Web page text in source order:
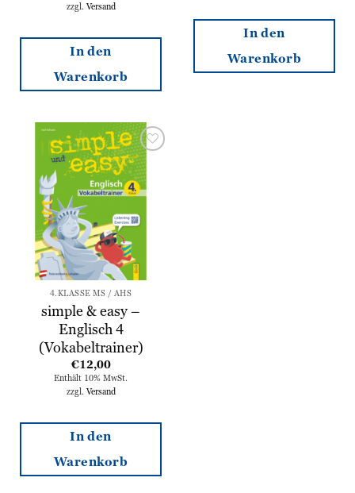
zzgl. Versand
In den
Warenkorb
In den
Warenkorb
Zur
Wunschliste
hinzufügen
4.KLASSE MS / AHS
simple & easy –
Englisch 4
(Vokabeltrainer)
€12,00
Enthält 10% MwSt.
zzgl. Versand
In den
Warenkorb